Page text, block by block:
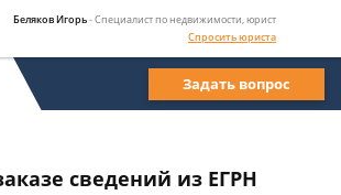
Беляков Игорь- Специалист по недвижимости, юрист
Спросить юриста
Задать вопрос
сведений из ЕГРН